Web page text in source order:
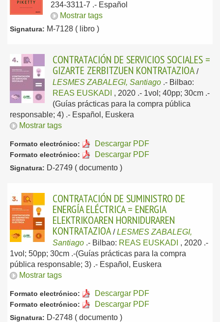
234-3311-7 .- Español
Mostrar tags
Signatura: M-7128 ( libro )
CONTRATACIÓN DE SERVICIOS SOCIALES =
GIZARTE ZERBITZUEN KONTRATAZIOA /
LESMES ZABALEGI, Santiago .- Bilbao:
REAS EUSKADI , 2020 .- 1vol; 40pp; 30cm .-
(Guías prácticas para la compra pública
responsable; 4) .- Español, Euskera
Mostrar tags
Formato electrónico: Descargar PDF
Formato electrónico: Descargar PDF
Signatura: D-2749 ( documento )
CONTRATACIÓN DE SUMINISTRO DE
ENERGÍA ELÉCTRICA = ENERGIA
ELEKTRIKOAREN HORNIDURAREN
KONTRATAZIOA /LESMES ZABALEGI,
Santiago .- Bilbao: REAS EUSKADI , 2020 .-
1vol; 50pp; 30cm .-(Guías prácticas para la compra
pública responsable; 3) .- Español, Euskera
Mostrar tags
Formato electrónico: Descargar PDF
Formato electrónico: Descargar PDF
Signatura: D-2748 ( documento )